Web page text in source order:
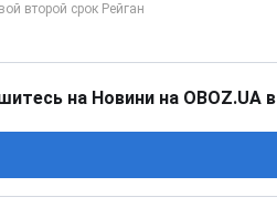
на Новини на OBOZ.UA в